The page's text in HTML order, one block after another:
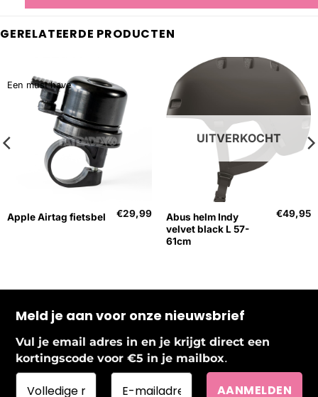
GERELATEERDE PRODUCTEN
Een must have
Apple Airtag fietsbel €29,99
UITVERKOCHT
Abus helm Indy
velvet black L 57-
61cm
€49,95
Meld je aan voor onze nieuwsbrief
Vul je email adres in en je krijgt direct een
kortingscode voor €5 in je mailbox.